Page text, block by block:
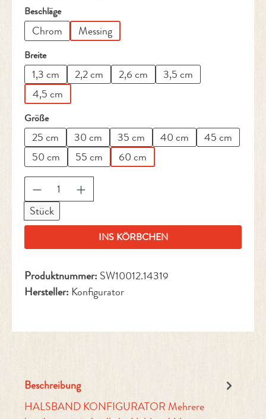
Beschlägeauswählen
Chrom Messing
Breiteauswählen
1,3 cm 2,2 cm 2,6 cm
3,5 cm
4,5 cm
Größeauswählen
25 cm 30 cm 35 cm 40 cm
45 cm
50 cm
55 cm 60 cm
Produkt Anzahl: Gib den gewünschten Wert
Stück
INS KÖRBCHEN
Produktnummer: SW10012.14319
Hersteller: Konfigurator
Beschreibung
HALSBAND KONFIGURATOR Mehrere